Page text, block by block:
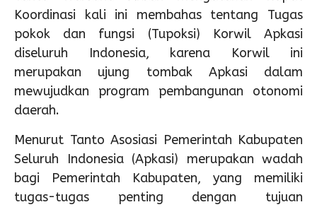
Koordinasi kali ini membahas tentang Tugas
pokok dan fungsi (Tupoksi) Korwil Apkasi
diseluruh Indonesia, karena Korwil ini
merupakan ujung tombak Apkasi dalam
mewujudkan program pembangunan otonomi
daerah.
Menurut Tanto Asosiasi Pemerintah Kabupaten
Seluruh Indonesia (Apkasi) merupakan wadah
bagi Pemerintah Kabupaten, yang memiliki
tugas-tugas penting dengan tujuan